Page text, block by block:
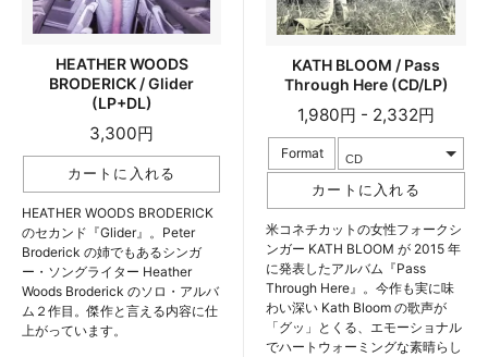
HEATHER WOODS
BRODERICK / Glider
(LP+DL)
3,300円
HEATHER WOODS BRODERICK
のセカンド『Glider』。Peter
Broderick の姉でもあるシンガ
ー・ソングライター Heather
Woods Broderick のソロ・アルバ
ム２作目。傑作と言える内容に仕
上がっています。
KATH BLOOM / Pass
Through Here (CD/LP)
1,980円 - 2,332円
Format
米コネチカットの女性フォークシ
ンガー KATH BLOOM が 2015 年
に発表したアルバム『Pass
Through Here』。今作も実に味
わい深い Kath Bloom の歌声が
「グッ」とくる、エモーショナル
でハートウォーミングな素晴らし